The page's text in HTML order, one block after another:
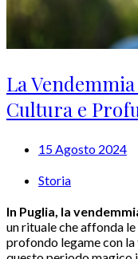
La
Cultura e
15 Agosto 2024
Storia
In Puglia, la
un rituale che affonda
profondo legame con la